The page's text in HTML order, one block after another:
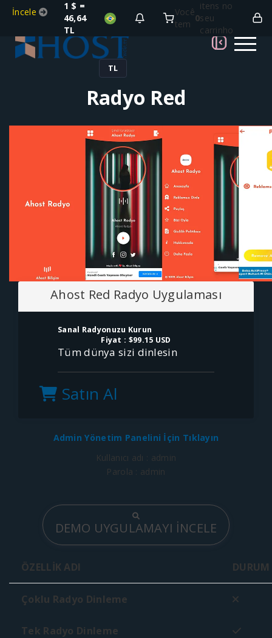
İncele
1 $ =
46,64
TL
Você
tem
0
itens no
seu
carrinho
TL
Radyo Red
Ahost Red Radyo Uygulaması
Sanal Radyonuzu Kurun
Fiyat : $99.15 USD
Tüm dünya sizi dinlesin
Satın Al
Admin Yönetim Panelini İçin Tıklayın
Kullanıcı adı : admin
Parola : admin
DEMO UYGULAMAYI İNCELE
ÖZELLİK ADI DURUM
Çoklu Radyo Dinleme
Tek Radyo Dinleme